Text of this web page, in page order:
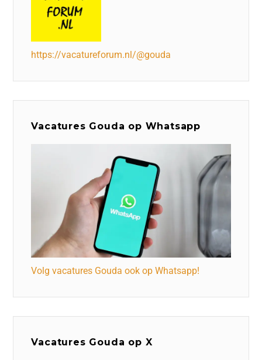
https://vacatureforum.nl/@gouda
Vacatures Gouda op Whatsapp
Volg vacatures Gouda ook op Whatsapp!
Vacatures Gouda op X